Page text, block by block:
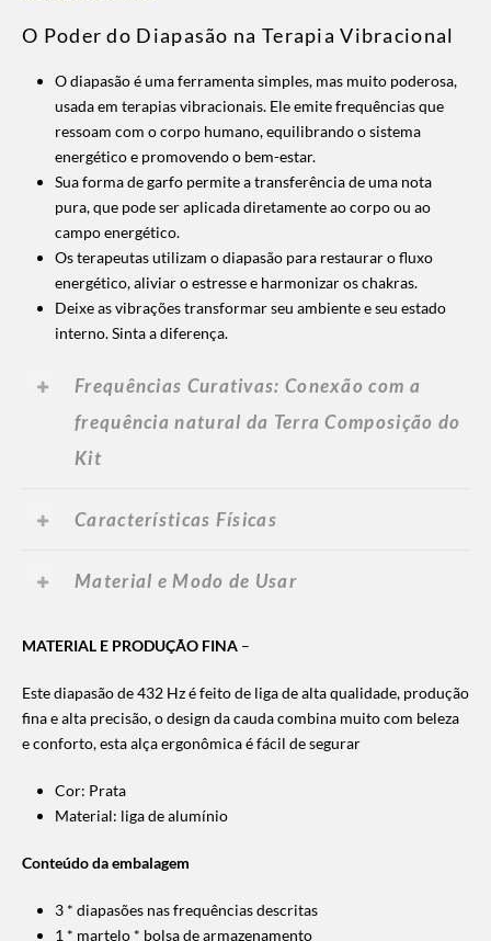
O Poder do Diapasão na Terapia Vibracional
O diapasão é uma ferramenta simples, mas muito poderosa,
usada em terapias vibracionais. Ele emite frequências que
ressoam com o corpo humano, equilibrando o sistema
energético e promovendo o bem-estar.
Sua forma de garfo permite a transferência de uma nota
pura, que pode ser aplicada diretamente ao corpo ou ao
campo energético.
Os terapeutas utilizam o diapasão para restaurar o fluxo
energético, aliviar o estresse e harmonizar os chakras.
Deixe as vibrações transformar seu ambiente e seu estado
interno. Sinta a diferença.
Frequências Curativas: Conexão com a
frequência natural da Terra Composição do
Kit
Características Físicas
Material e Modo de Usar
MATERIAL E PRODUÇÃO FINA –
Este diapasão de 432 Hz é feito de liga de alta qualidade, produção
fina e alta precisão, o design da cauda combina muito com beleza
e conforto, esta alça ergonômica é fácil de segurar
Cor: Prata
Material: liga de alumínio
Conteúdo da embalagem
3 * diapasões nas frequências descritas
1 * martelo * bolsa de armazenamento